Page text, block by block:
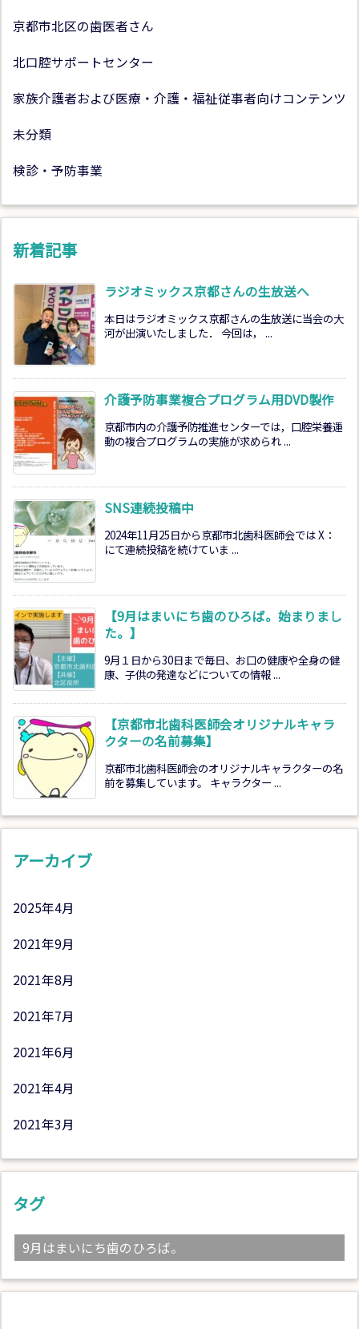
京都市北区の歯医者さん
北口腔サポートセンター
家族介護者および医療・介護・福祉従事者向けコンテンツ
未分類
検診・予防事業
新着記事
ラジオミックス京都さんの生放送へ
本日はラジオミックス京都さんの生放送に当会の大
河が出演いたしました． 今回は， ...
介護予防事業複合プログラム用DVD製作
京都市内の介護予防推進センターでは，口腔栄養運
動の複合プログラムの実施が求められ ...
SNS連続投稿中
2024年11月25日から京都市北歯科医師会では X：
にて連続投稿を続けていま ...
【9月はまいにち歯のひろば。始まりまし
た。】
9月１日から30日まで毎日、お口の健康や全身の健
康、子供の発達などについての情報 ...
【京都市北歯科医師会オリジナルキャラ
クターの名前募集】
京都市北歯科医師会のオリジナルキャラクターの名
前を募集しています。 キャラクター ...
アーカイブ
2025年4月
2021年9月
2021年8月
2021年7月
2021年6月
2021年4月
2021年3月
タグ
9月はまいにち歯のひろば。